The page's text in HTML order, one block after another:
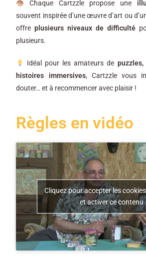
Chaque Cartzzle propose une
souvent inspirée d’une œuvre d’art ou
offreplusieurs niveaux de difficulté
plusieurs.
Idéal pour les amateurs de
histoires immersives, Cartzzle vous
douter… et à recommencer avec plaisir !
Règles en vidéo
Cliquez pour accepter les
et activer ce contenu